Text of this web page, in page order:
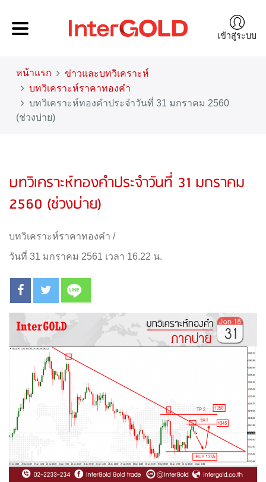
เข้าสู่ระบบ
หน้าแรก
ข่าวและบทวิเคราะห์
บทวิเคราะห์ราคาทองคำ
บทวิเคราะห์ทองคำประจำวันที่ 31 มกราคม 2560
(ช่วงบ่าย)
บทวิเคราะห์ทองคำประจำวันที่ 31 มกราคม
2560 (ช่วงบ่าย)
บทวิเคราะห์ราคาทองคำ /
วันที่ 31 มกราคม 2561 เวลา 16.22 น.